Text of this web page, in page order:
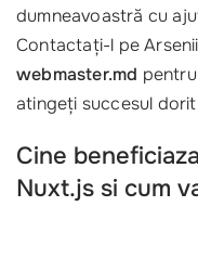
dumneavoastră cu
Contactați-l pe
webmaster.md
atingeți succesul
Cine
Nuxt.js si cum